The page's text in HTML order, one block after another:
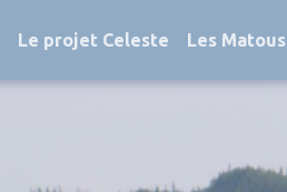
Le projet Celeste Les Matous